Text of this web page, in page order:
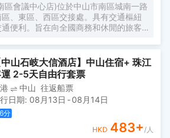
區會議中心店)位於中山市南區城南一路
、東區、西區交接處。具有交通樞紐
便利。旨在向全國商務和休閒的旅客
石岐大信新都匯、悅盈食街、親子王
孫中山步行街、孫中山紀念公園、興
公里，配備露天、地下停車場也為您的
中山石岐大信酒店】中山住宿+ 珠江
2-5天自由行套票
中山 往返船票
日期: 08月13日 -08月14日
分
HKD 483+ /人